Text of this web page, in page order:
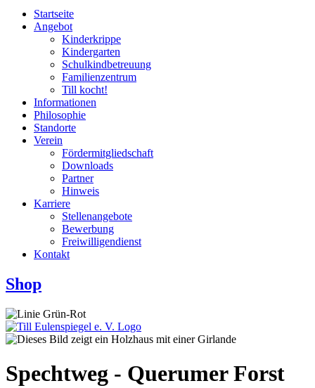
Startseite
Angebot
Kinderkrippe
Kindergarten
Schulkindbetreuung
Familienzentrum
Till kocht!
Informationen
Philosophie
Standorte
Verein
Fördermitgliedschaft
Downloads
Partner
Hinweis
Karriere
Stellenangebote
Bewerbung
Freiwilligendienst
Kontakt
Shop
Spechtweg - Querumer Forst